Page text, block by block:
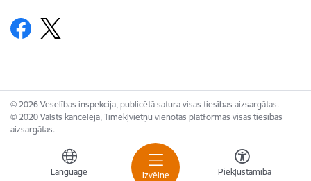
Izvēlne
Language Piekļūstamība
© 2026 Veselības inspekcija, publicētā satura visas tiesības aizsargātas.
© 2020 Valsts kanceleja, Tīmekļvietņu vienotās platformas visas tiesības
aizsargātas.